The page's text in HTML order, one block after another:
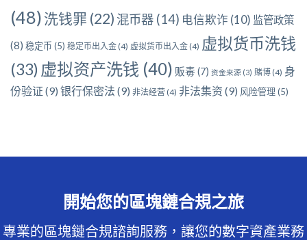
(48) 洗钱罪 (22) 混币器 (14) 电信欺诈 (10) 监管政策
(8) 稳定币 (5) 稳定币出入金 (4) 虚拟货币出入金 (4) 虚拟货币洗钱
(33) 虚拟资产洗钱 (40) 贩毒 (7) 资金来源 (3) 赌博 (4) 身
份验证 (9) 银行保密法 (9) 非法经营 (4) 非法集资 (9) 风险管理(5)
開始您的區塊鏈合規之旅
專業的區塊鏈合規諮詢服務，讓您的數字資產業務